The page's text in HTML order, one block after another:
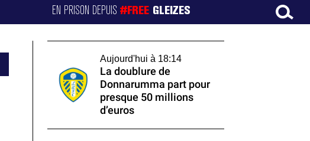
EN PRISON DEPUIS#FREE GLEIZES
Aujourd'hui à 18:14
La doublure de
Donnarumma part pour
presque 50 millions
d’euros